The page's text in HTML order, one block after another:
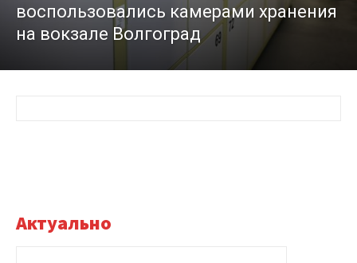
воспользовались камерами хранения
на вокзале Волгоград
Актуально